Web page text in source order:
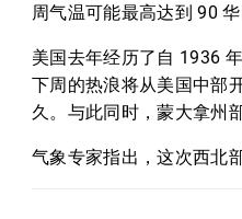
周气温可能最高达到 90
美国去年经历了自 1936
下周的热浪将从美国中部
久。与此同时，蒙大拿州
气象专家指出，这次西北